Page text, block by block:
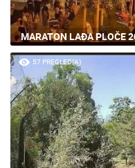
MARATON LAĐA PLOČE
57 PREGLED(A)